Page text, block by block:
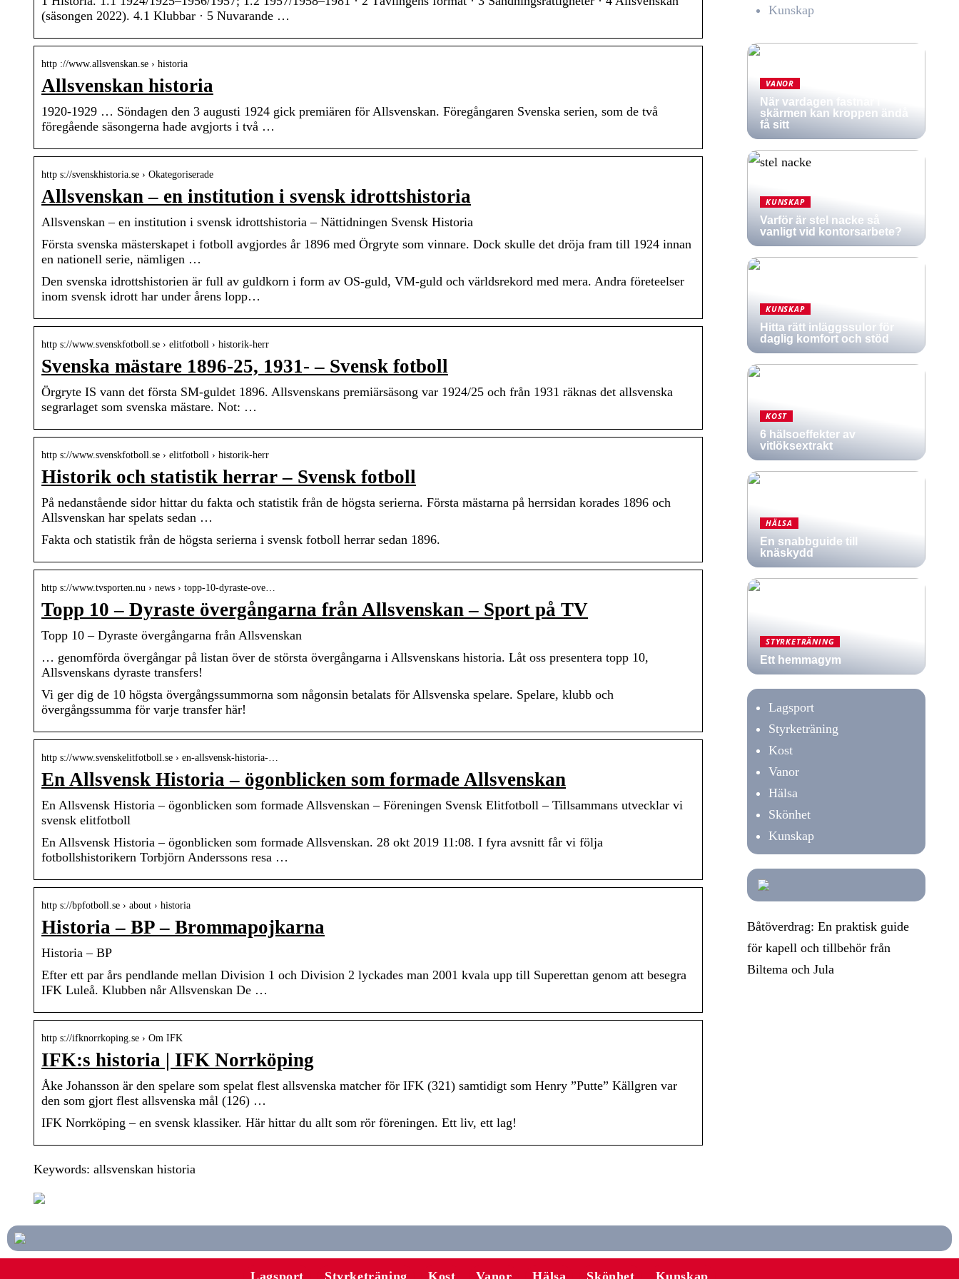
(säsongen 2022). 4.1 Klubbar · 5 Nuvarande …
http ://www.allsvenskan.se › historia
Allsvenskan historia
1920-1929 … Söndagen den 3 augusti 1924 gick premiären för Allsvenskan. Föregångaren Svenska serien, som de två
föregående säsongerna hade avgjorts i två …
http s://svenskhistoria.se › Okategoriserade
Allsvenskan – en institution i svensk idrottshistoria
Allsvenskan – en institution i svensk idrottshistoria – Nättidningen Svensk Historia
Första svenska mästerskapet i fotboll avgjordes år 1896 med Örgryte som vinnare. Dock skulle det dröja fram till 1924 innan
en nationell serie, nämligen …
Den svenska idrottshistorien är full av guldkorn i form av OS-guld, VM-guld och världsrekord med mera. Andra företeelser
inom svensk idrott har under årens lopp…
http s://www.svenskfotboll.se › elitfotboll › historik-herr
Svenska mästare 1896-25, 1931- – Svensk fotboll
Örgryte IS vann det första SM-guldet 1896. Allsvenskans premiärsäsong var 1924/25 och från 1931 räknas det allsvenska
segrarlaget som svenska mästare. Not: …
http s://www.svenskfotboll.se › elitfotboll › historik-herr
Historik och statistik herrar – Svensk fotboll
På nedanstående sidor hittar du fakta och statistik från de högsta serierna. Första mästarna på herrsidan korades 1896 och
Allsvenskan har spelats sedan …
Fakta och statistik från de högsta serierna i svensk fotboll herrar sedan 1896.
http s://www.tvsporten.nu › news › topp-10-dyraste-ove…
Topp 10 – Dyraste övergångarna från Allsvenskan – Sport på TV
Topp 10 – Dyraste övergångarna från Allsvenskan
… genomförda övergångar på listan över de största övergångarna i Allsvenskans historia. Låt oss presentera topp 10,
Allsvenskans dyraste transfers!
Vi ger dig de 10 högsta övergångssummorna som någonsin betalats för Allsvenska spelare. Spelare, klubb och
övergångssumma för varje transfer här!
http s://www.svenskelitfotboll.se › en-allsvensk-historia-…
En Allsvensk Historia – ögonblicken som formade Allsvenskan
En Allsvensk Historia – ögonblicken som formade Allsvenskan – Föreningen Svensk Elitfotboll – Tillsammans utvecklar vi
svensk elitfotboll
En Allsvensk Historia – ögonblicken som formade Allsvenskan. 28 okt 2019 11:08. I fyra avsnitt får vi följa
fotbollshistorikern Torbjörn Anderssons resa …
http s://bpfotboll.se › about › historia
Historia – BP – Brommapojkarna
Historia – BP
Efter ett par års pendlande mellan Division 1 och Division 2 lyckades man 2001 kvala upp till Superettan genom att besegra
IFK Luleå. Klubben når Allsvenskan De …
http s://ifknorrkoping.se › Om IFK
IFK:s historia | IFK Norrköping
Åke Johansson är den spelare som spelat flest allsvenska matcher för IFK (321) samtidigt som Henry ”Putte” Källgren var
den som gjort flest allsvenska mål (126) …
IFK Norrköping – en svensk klassiker. Här hittar du allt som rör föreningen. Ett liv, ett lag!
Keywords: allsvenskan historia
Kunskap
VANOR
När vardagen fastnar i
skärmen kan kroppen ändå
få sitt
KUNSKAP
Varför är stel nacke så
vanligt vid kontorsarbete?
KUNSKAP
Hitta rätt inläggssulor för
daglig komfort och stöd
KOST
6 hälsoeffekter av
vitlöksextrakt
HÄLSA
En snabbguide till
knäskydd
STYRKETRÄNING
Ett hemmagym
Lagsport
Styrketräning
Kost
Vanor
Hälsa
Skönhet
Kunskap
Båtöverdrag: En praktisk guide
för kapell och tillbehör från
Biltema och Jula